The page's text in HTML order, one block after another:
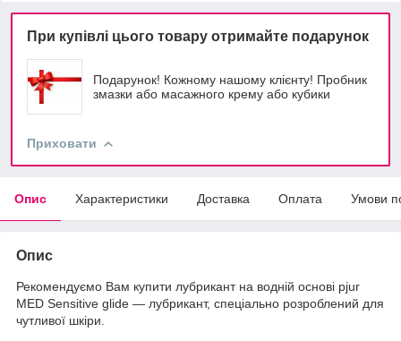
При купівлі цього товару отримайте подарунок
Подарунок! Кожному нашому клієнту! Пробник
змазки або масажного крему або кубики
Приховати
Опис Характеристики Доставка Оплата Умови
Опис
Рекомендуємо Вам купити лубрикант на водній основі pjur
MED Sensitive glide — лубрикант, спеціально розроблений для
чутливої шкіри.